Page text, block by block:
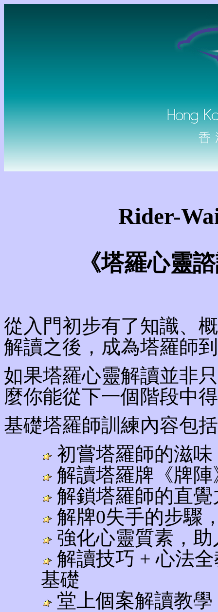
Rider-
《塔羅心靈
從入門初步有了知識、
解讀之後，成為塔羅師
如果塔羅心靈解讀並非
麼你能從下一個階段中
基礎塔羅師訓練內容包
初嘗塔羅師的滋
解讀塔羅牌《牌
解鎖塔羅師的直覺
解牌0失手的步驟
強化心靈質素，助
解讀技巧 + 心法
基礎
堂上個案解讀教